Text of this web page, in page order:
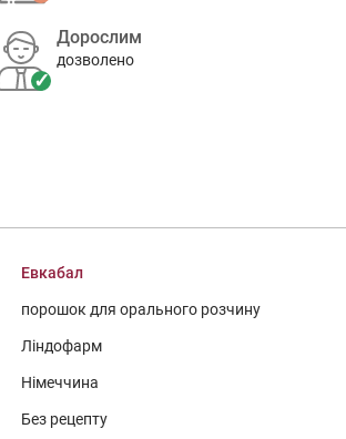
Дорослим
дозволено
Евкабал
порошок для орального розчину
Ліндофарм
Німеччина
Без рецепту